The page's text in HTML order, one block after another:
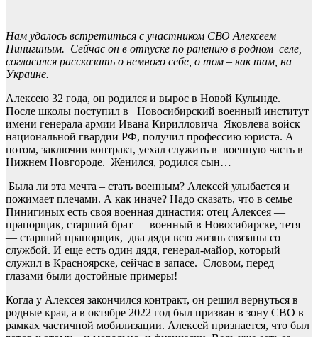
Нам удалось встретиться с участником СВО Алексеем
Пинигиным. Сейчас он в отпуске по ранению в родном селе,
согласился рассказать о немного себе, о том – как там, на
Украине.
Алексею 32 года, он родился и вырос в Новой Кулынде.
После школы поступил в Новосибирский военный институт
имени генерала армии Ивана Кирилловича Яковлева войск
национальной гвардии РФ, получил профессию юриста. А
потом, заключив контракт, уехал служить в военную часть в
Нижнем Новгороде. Женился, родился сын…
Была ли эта мечта – стать военным? Алексей улыбается и
пожимает плечами. А как иначе? Надо сказать, что в семье
Пинигиных есть своя военная династия: отец Алексея —
прапорщик, старший брат — военный в Новосибирске, тетя
— старший прапорщик, два дяди всю жизнь связаны со
службой. И еще есть один дядя, генерал-майор, который
служил в Красноярске, сейчас в запасе. Словом, перед
глазами были достойные примеры!
Когда у Алексея закончился контракт, он решил вернуться в
родные края, а в октябре 2022 год был призван в зону СВО в
рамках частичной мобилизации. Алексей признается, что был